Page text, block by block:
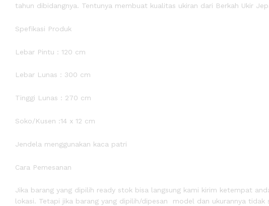
tahun dibidangnya. Tentunya membuat kualitas ukiran dari Berkah Ukir
Spefikasi Produk
Lebar Pintu : 120 cm
Lebar Lunas : 300 cm
Tinggi Lunas : 270 cm
Soko/Kusen :14 x 12 cm
Jendela menggunakan kaca patri
Cara Pemesanan
Jika barang yang dipilih ready stok bisa langsung kami kirim ketempat
lokasi. Tetapi jika barang yang dipilih/dipesan model dan ukurannya